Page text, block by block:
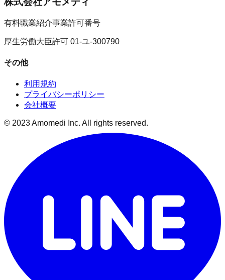
有料職業紹介事業許可番号
厚生労働大臣許可 01-ユ-300790
その他
利用規約
プライバシーポリシー
会社概要
© 2023 Amomedi Inc. All rights reserved.